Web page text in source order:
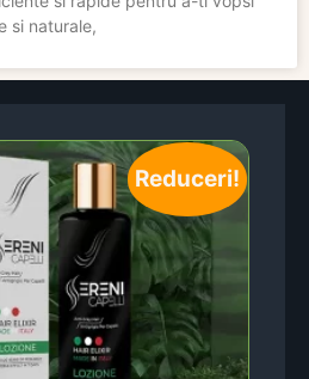
si naturale,
Reduceri!